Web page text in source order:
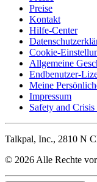
Preise
Kontakt
Hilfe-Center
Cookie-
Allgemeine
Endbenutzer-
Meine
Impressum
Safety and Crisis
Talkpal, Inc., 2810 N
© 2026 Alle Rechte